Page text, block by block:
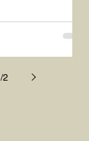
/2